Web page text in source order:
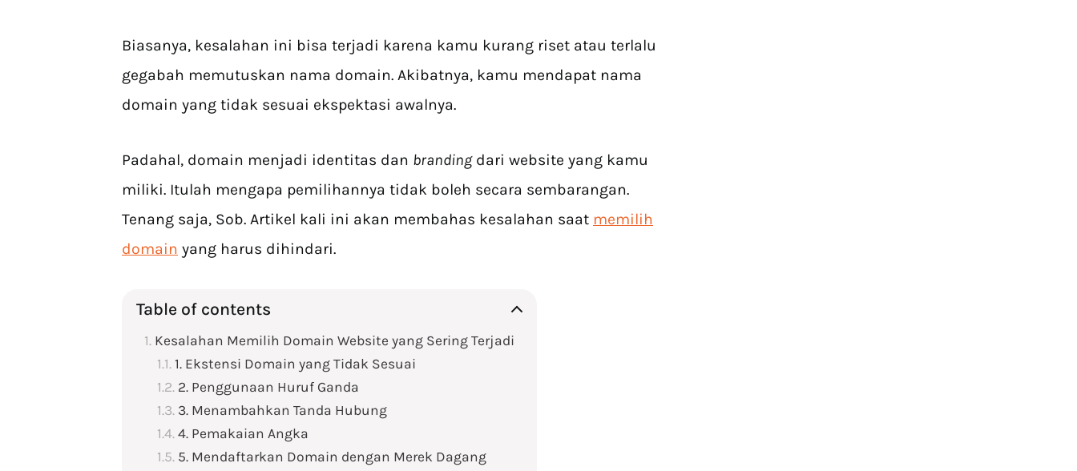
Biasanya, kesalahan ini bisa terjadi karena kamu kurang riset atau terlalu
gegabah memutuskan nama domain. Akibatnya, kamu mendapat nama
domain yang tidak sesuai ekspektasi awalnya.
Padahal, domain menjadi identitas dan brandingdari website yang kamu
miliki. Itulah mengapa pemilihannya tidak boleh secara sembarangan.
Tenang saja, Sob. Artikel kali ini akan membahas kesalahan saat memilih
domain yang harus dihindari.
Table of contents
Kesalahan Memilih Domain Website yang Sering Terjadi
1. Ekstensi Domain yang Tidak Sesuai
2. Penggunaan Huruf Ganda
3. Menambahkan Tanda Hubung
4. Pemakaian Angka
5. Mendaftarkan Domain dengan Merek Dagang